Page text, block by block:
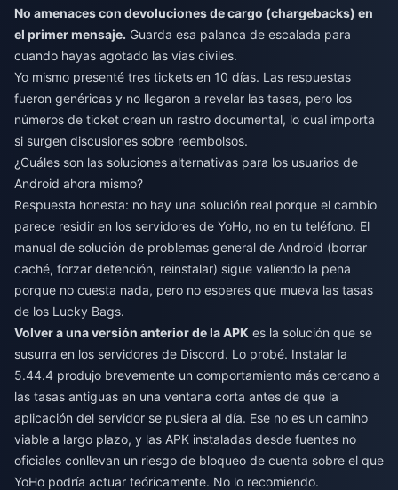
No amenaces con devoluciones de cargo (chargebacks) en
el primer mensaje. Guarda esa palanca de escalada para
cuando hayas agotado las vías civiles.
Yo mismo presenté tres tickets en 10 días. Las respuestas
fueron genéricas y no llegaron a revelar las tasas, pero los
números de ticket crean un rastro documental, lo cual importa
si surgen discusiones sobre reembolsos.
¿Cuáles son las soluciones alternativas para los usuarios de
Android ahora mismo?
Respuesta honesta: no hay una solución real porque el cambio
parece residir en los servidores de YoHo, no en tu teléfono. El
manual de solución de problemas general de Android (borrar
caché, forzar detención, reinstalar) sigue valiendo la pena
porque no cuesta nada, pero no esperes que mueva las tasas
de los Lucky Bags.
Volver a una versión anterior de la APK es la solución que se
susurra en los servidores de Discord. Lo probé. Instalar la
5.44.4 produjo brevemente un comportamiento más cercano a
las tasas antiguas en una ventana corta antes de que la
aplicación del servidor se pusiera al día. Ese no es un camino
viable a largo plazo, y las APK instaladas desde fuentes no
oficiales conllevan un riesgo de bloqueo de cuenta sobre el que
YoHo podría actuar teóricamente. No lo recomiendo.